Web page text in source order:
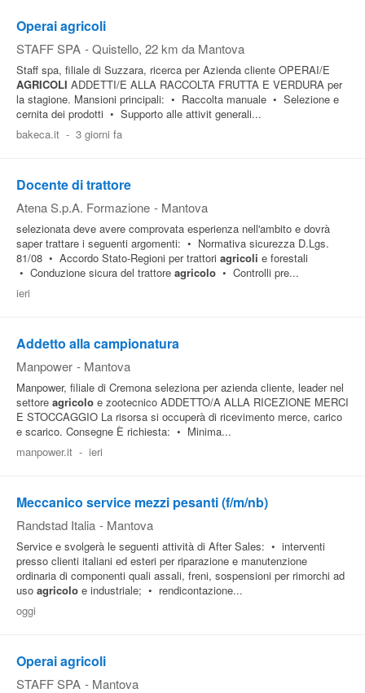
Offerte
Area
Aziende
Operai agricoli
STAFF SPA - Quistello, 22 km da Mantova
Staff spa, filiale di Suzzara, ricerca per Azienda cliente OPERAI/E
AGRICOLI ADDETTI/E ALLA RACCOLTA FRUTTA E VERDURA per
la stagione. Mansioni principali: • Raccolta manuale • Selezione e
cernita dei prodotti • Supporto alle attivit generali...
bakeca.it - 3 giorni fa
Docente di trattore
Atena S.p.A. Formazione - Mantova
selezionata deve avere comprovata esperienza nell'ambito e dovrà
saper trattare i seguenti argomenti: • Normativa sicurezza D.Lgs.
81/08 • Accordo Stato-Regioni per trattori agricoli e forestali
• Conduzione sicura del trattore agricolo • Controlli pre...
ieri
Addetto alla campionatura
Manpower - Mantova
Manpower, filiale di Cremona seleziona per azienda cliente, leader nel
settore agricolo e zootecnico ADDETTO/A ALLA RICEZIONE MERCI
E STOCCAGGIO La risorsa si occuperà di ricevimento merce, carico
e scarico. Consegne È richiesta: • Minima...
manpower.it - ieri
Meccanico service mezzi pesanti (f/m/nb)
Randstad Italia - Mantova
Service e svolgerà le seguenti attività di After Sales: • interventi
presso clienti italiani ed esteri per riparazione e manutenzione
ordinaria di componenti quali assali, freni, sospensioni per rimorchi ad
uso agricolo e industriale; • rendicontazione...
oggi
Operai agricoli
STAFF SPA - Mantova